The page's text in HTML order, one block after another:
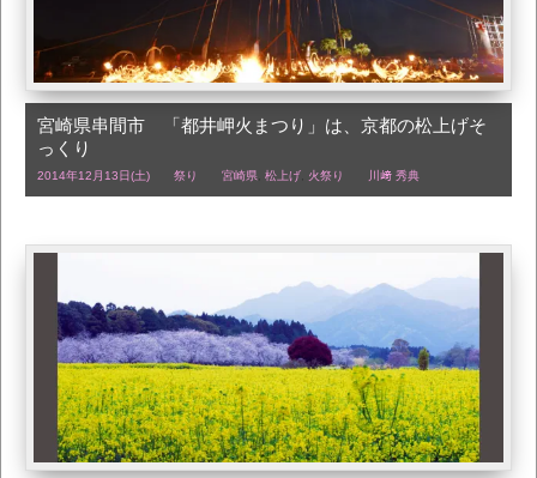
宮崎県串間市 「都井岬火まつり」は、京都の松上げそ
っくり
2014年12月13日(土) 祭り 宮崎県 松上げ 火祭り 川﨑 秀典